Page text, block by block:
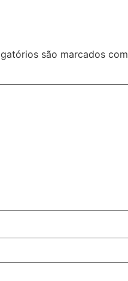
são marcados com